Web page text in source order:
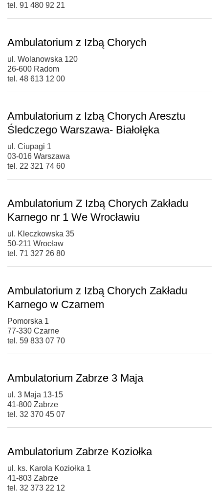
tel. 91 480 92 21
Ambulatorium z Izbą Chorych
ul. Wolanowska 120
26-600 Radom
tel. 48 613 12 00
Ambulatorium z Izbą Chorych Aresztu
Śledczego Warszawa- Białołęka
ul. Ciupagi 1
03-016 Warszawa
tel. 22 321 74 60
Ambulatorium Z Izbą Chorych Zakładu
Karnego nr 1 We Wrocławiu
ul. Kleczkowska 35
50-211 Wrocław
tel. 71 327 26 80
Ambulatorium z Izbą Chorych Zakładu
Karnego w Czarnem
Pomorska 1
77-330 Czarne
tel. 59 833 07 70
Ambulatorium Zabrze 3 Maja
ul. 3 Maja 13-15
41-800 Zabrze
tel. 32 370 45 07
Ambulatorium Zabrze Koziołka
ul. ks. Karola Koziołka 1
41-803 Zabrze
tel. 32 373 22 12